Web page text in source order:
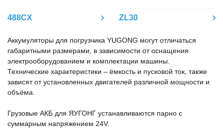
488CX ZL30
Аккумуляторы для погрузчика YUGONG могут отличаться
габаритными размерами, в зависимости от оснащения
электрооборудованием и комплектации машины.
Технические характеристики – ёмкость и пусковой ток, также
зависят от установленных двигателей различной мощности и
объёма.
Грузовые АКБ для ЯУГОНГ устанавливаются парно с
суммарным напряжением 24V.